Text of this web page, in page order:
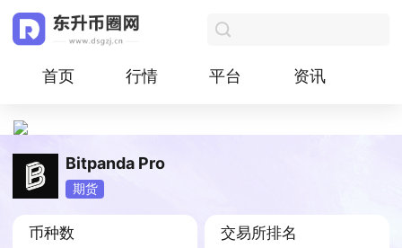
首页 行情 平台 资讯
Bitpanda Pro
期货
币种数 交易所排名